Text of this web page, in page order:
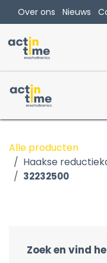
Overslaan naar inhoud
Over ons Nieuws
Alle producten
Haakse
32232500
Zoek en vind